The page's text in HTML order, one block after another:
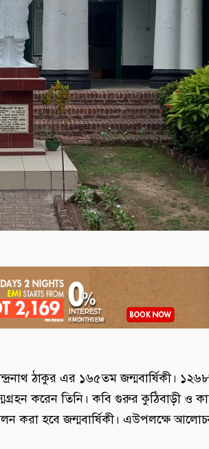
ঠাকুর এর ১৬৫তম জন্মবার্ষিকী।
করেন তিনি। কবি গুরুর কুঠিবাড়ী ও
করা হবে জন্মবার্ষিকী। এউপলক্ষে